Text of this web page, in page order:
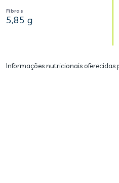
Fibras
5,85 g
Informações nutricionais oferecidas